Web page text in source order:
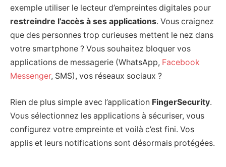
exemple utiliser le lecteur d’empreintes digitales pour
restreindre l’accès à ses applications. Vous craignez
que des personnes trop curieuses mettent le nez dans
votre smartphone ? Vous souhaitez bloquer vos
applications de messagerie (WhatsApp, Facebook
Messenger, SMS), vos réseaux sociaux ?
Rien de plus simple avec l’application FingerSecurity.
Vous sélectionnez les applications à sécuriser, vous
configurez votre empreinte et voilà c’est fini. Vos
applis et leurs notifications sont désormais protégées.